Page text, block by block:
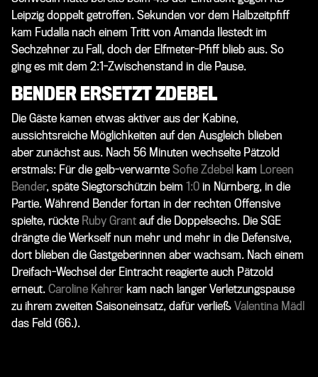
Leipzig doppelt getroffen. Sekunden vor dem Halbzeitpfiff
kam Fudalla nach einem Tritt von Amanda Ilestedt im
Sechzehner zu Fall, doch der Elfmeter-Pfiff blieb aus. So
ging es mit dem 2:1-Zwischenstand in die Pause.
BENDER ERSETZT ZDEBEL
Die Gäste kamen etwas aktiver aus der Kabine,
aussichtsreiche Möglichkeiten auf den Ausgleich blieben
aber zunächst aus. Nach 56 Minuten wechselte Pätzold
erstmals: Für die gelb-verwarnte Sofie Zdebel kam Loreen
Bender, späte Siegtorschützin beim 1:0 in Nürnberg, in die
Partie. Während Bender fortan in der rechten Offensive
spielte, rückte Ruby Grant auf die Doppelsechs. Die SGE
drängte die Werkself nun mehr und mehr in die Defensive,
dort blieben die Gastgeberinnen aber wachsam. Nach einem
Dreifach-Wechsel der Eintracht reagierte auch Pätzold
erneut. Caroline Kehrer kam nach langer Verletzungspause
zu ihrem zweiten Saisoneinsatz, dafür verließ Valentina Mädl
das Feld (66.).